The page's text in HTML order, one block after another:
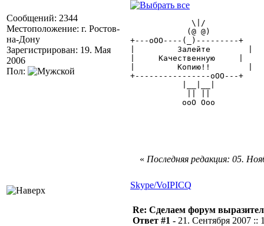
Сообщений: 2344
Местоположение: г. Ростов-
на-Дону
Зарегистрирован: 19. Мая
2006
Пол:
+---oOO----(_)---------+
|     Качественную     |
+----------------oOO---+
« Последняя редакция: 05.
Skype/VoIPICQ
Re: Сделаем форум
Ответ #1 - 21. Сентября 2007 ::